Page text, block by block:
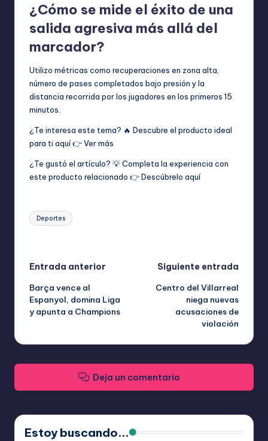
¿Cómo se mide el éxito de una
salida agresiva más allá del
marcador?
Utilizo métricas como recuperaciones en zona alta,
número de pases completados bajo presión y la
distancia recorrida por los jugadores en los primeros 15
minutos.
¿Te interesa este tema? 🔥 Descubre el producto ideal
para ti aquí 👉Ver más
¿Te gustó el artículo? 💡 Completa la experiencia con
este producto relacionado 👉Descúbrelo aquí
Etiquetas:
Deportes
Navegación
de
entradas
Entrada anterior
Barça vence al
Espanyol, domina Liga
y apunta a Champions
Siguiente entrada
Centro del Villarreal
niega nuevas
acusaciones de
violación
Deja un comentario
Estoy buscando...